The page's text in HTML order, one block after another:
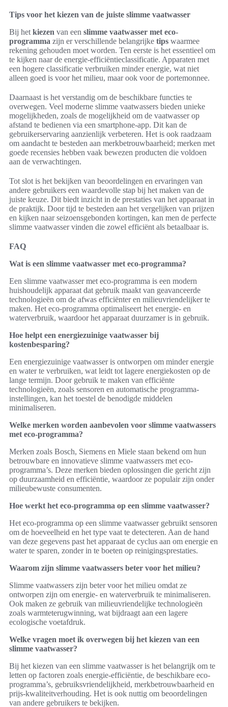
Tips voor het kiezen van de juiste slimme vaatwasser
Bij het kiezen van een slimme vaatwasser met eco-
programma zijn er verschillende belangrijke tips waarmee
rekening gehouden moet worden. Ten eerste is het essentieel om
te kijken naar de energie-efficiëntieclassificatie. Apparaten met
een hogere classificatie verbruiken minder energie, wat niet
alleen goed is voor het milieu, maar ook voor de portemonnee.
Daarnaast is het verstandig om de beschikbare functies te
overwegen. Veel moderne slimme vaatwassers bieden unieke
mogelijkheden, zoals de mogelijkheid om de vaatwasser op
afstand te bedienen via een smartphone-app. Dit kan de
gebruikerservaring aanzienlijk verbeteren. Het is ook raadzaam
om aandacht te besteden aan merkbetrouwbaarheid; merken met
goede recensies hebben vaak bewezen producten die voldoen
aan de verwachtingen.
Tot slot is het bekijken van beoordelingen en ervaringen van
andere gebruikers een waardevolle stap bij het maken van de
juiste keuze. Dit biedt inzicht in de prestaties van het apparaat in
de praktijk. Door tijd te besteden aan het vergelijken van prijzen
en kijken naar seizoensgebonden kortingen, kan men de perfecte
slimme vaatwasser vinden die zowel efficiënt als betaalbaar is.
FAQ
Wat is een slimme vaatwasser met eco-programma?
Een slimme vaatwasser met eco-programma is een modern
huishoudelijk apparaat dat gebruik maakt van geavanceerde
technologieën om de afwas efficiënter en milieuvriendelijker te
maken. Het eco-programma optimaliseert het energie- en
waterverbruik, waardoor het apparaat duurzamer is in gebruik.
Hoe helpt een energiezuinige vaatwasser bij
kostenbesparing?
Een energiezuinige vaatwasser is ontworpen om minder energie
en water te verbruiken, wat leidt tot lagere energiekosten op de
lange termijn. Door gebruik te maken van efficiënte
technologieën, zoals sensoren en automatische programma-
instellingen, kan het toestel de benodigde middelen
minimaliseren.
Welke merken worden aanbevolen voor slimme vaatwassers
met eco-programma?
Merken zoals Bosch, Siemens en Miele staan bekend om hun
betrouwbare en innovatieve slimme vaatwassers met eco-
programma’s. Deze merken bieden oplossingen die gericht zijn
op duurzaamheid en efficiëntie, waardoor ze populair zijn onder
milieubewuste consumenten.
Hoe werkt het eco-programma op een slimme vaatwasser?
Het eco-programma op een slimme vaatwasser gebruikt sensoren
om de hoeveelheid en het type vaat te detecteren. Aan de hand
van deze gegevens past het apparaat de cyclus aan om energie en
water te sparen, zonder in te boeten op reinigingsprestaties.
Waarom zijn slimme vaatwassers beter voor het milieu?
Slimme vaatwassers zijn beter voor het milieu omdat ze
ontworpen zijn om energie- en waterverbruik te minimaliseren.
Ook maken ze gebruik van milieuvriendelijke technologieën
zoals warmteterugwinning, wat bijdraagt aan een lagere
ecologische voetafdruk.
Welke vragen moet ik overwegen bij het kiezen van een
slimme vaatwasser?
Bij het kiezen van een slimme vaatwasser is het belangrijk om te
letten op factoren zoals energie-efficiëntie, de beschikbare eco-
programma’s, gebruiksvriendelijkheid, merkbetrouwbaarheid en
prijs-kwaliteitverhouding. Het is ook nuttig om beoordelingen
van andere gebruikers te bekijken.